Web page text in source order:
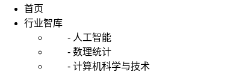
首页
行业智库
- 人工智能
- 数理统计
- 计算机科学与技术